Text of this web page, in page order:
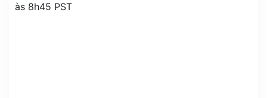
às 8h45 PST